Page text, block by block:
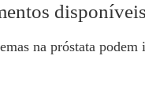
na próstata